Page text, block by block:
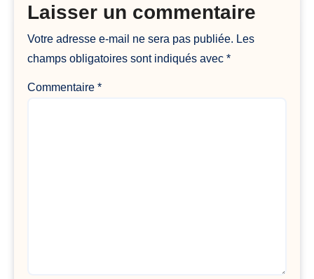
Laisser un commentaire
Votre adresse e-mail ne sera pas publiée. Les
champs obligatoires sont indiqués avec*
Commentaire*